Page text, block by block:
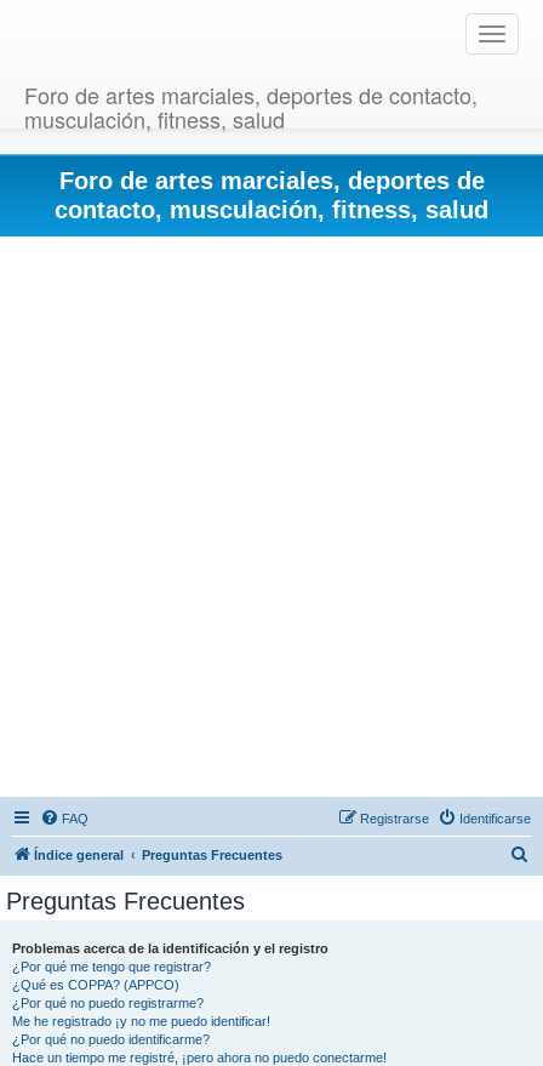
T
o
e
v
Foro de artes marciales, deportes de contacto,
musculación, fitness, salud
Foro de artes marciales, deportes de
contacto, musculación, fitness, salud
FAQ Identificarse
Registrarse
Índice general Preguntas Frecuentes
Preguntas Frecuentes
Problemas acerca de la identificación y el registro
¿Por qué me tengo que registrar?
¿Qué es COPPA? (APPCO)
¿Por qué no puedo registrarme?
Me he registrado ¡y no me puedo identificar!
¿Por qué no puedo identificarme?
Hace un tiempo me registré, ¡pero ahora no puedo conectarme!